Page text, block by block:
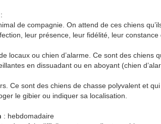
:
de compagnie. On attend de ces chiens
leur présence, leur fidélité, leur constance
locaux ou chien d’alarme. Ce sont des chiens
en dissuadant ou en aboyant (chien
Ce sont des chiens de chasse polyvalent et
le gibier ou indiquer sa localisation.
: hebdomadaire